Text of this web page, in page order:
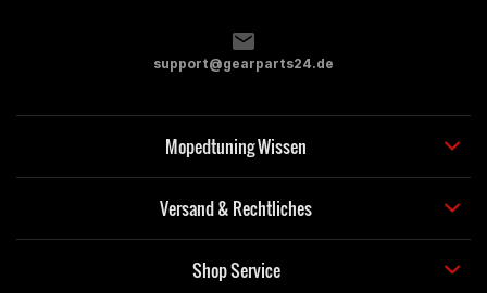
support@gearparts24.de
Mopedtuning Wissen
Versand & Rechtliches
Shop Service